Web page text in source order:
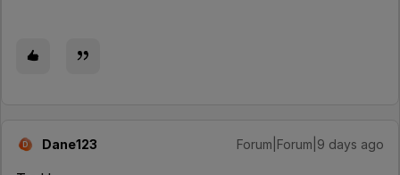
D Dane123 Forum|Forum|9 days ago